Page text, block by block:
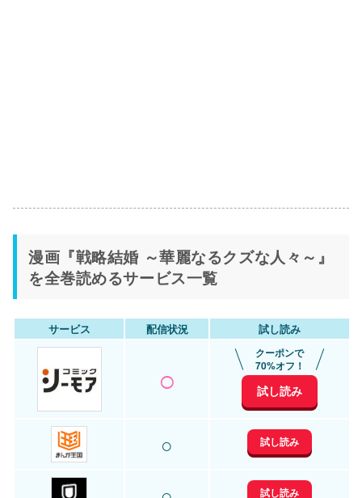
漫画『戦略結婚 ～華麗なるクズな人々～』
を全巻読めるサービス一覧
サービス 配信状況 試し読み
○
クーポンで
70%オフ！
試し読み
○ 試し読み
試し読み